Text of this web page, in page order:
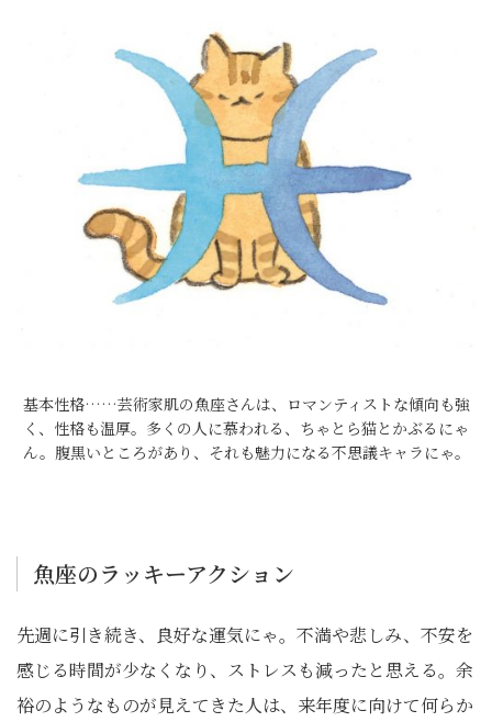
基本性格……芸術家肌の魚座さんは、ロマンティストな傾向も強
く、性格も温厚。多くの人に慕われる、ちゃとら猫とかぶるにゃ
ん。腹黒いところがあり、それも魅力になる不思議キャラにゃ。
魚座のラッキーアクション
先週に引き続き、良好な運気にゃ。不満や悲しみ、不安を
感じる時間が少なくなり、ストレスも減ったと思える。余
裕のようなものが見えてきた人は、来年度に向けて何らか